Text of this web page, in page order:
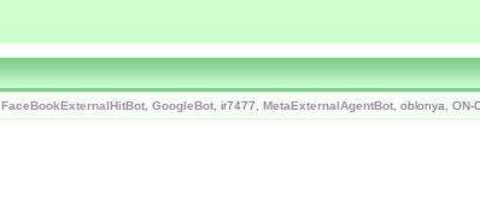
FaceBookExternalHitBot GoogleBot , ir7477, MetaExternalAgentBot , oblonya, ON-